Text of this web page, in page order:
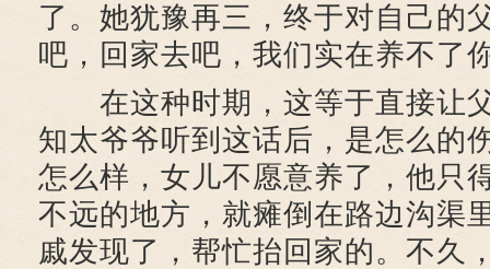
了。她犹豫再三，终于对自己的
吧，回家去吧，我们实在养不了
在这种时期，这等于直接让
知太爷爷听到这话后，是怎么的
怎么样，女儿不愿意养了，他只
不远的地方，就瘫倒在路边沟渠
戚发现了，帮忙抬回家的。不久